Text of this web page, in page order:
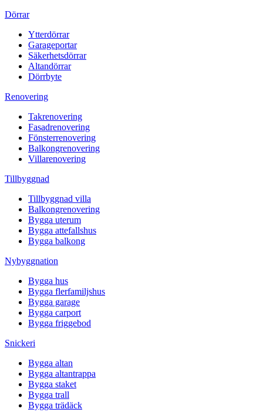
Dörrar
Ytterdörrar
Garageportar
Säkerhetsdörrar
Altandörrar
Dörrbyte
Renovering
Takrenovering
Fasadrenovering
Fönsterrenovering
Balkongrenovering
Villarenovering
Tillbyggnad
Tillbyggnad villa
Balkongrenovering
Bygga uterum
Bygga attefallshus
Bygga balkong
Nybyggnation
Bygga hus
Bygga flerfamiljshus
Bygga garage
Bygga carport
Bygga friggebod
Snickeri
Bygga altan
Bygga altantrappa
Bygga staket
Bygga trall
Bygga trädäck